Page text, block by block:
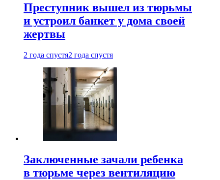
Преступник вышел из тюрьмы
и устроил банкет у дома своей
жертвы
2 года спустя2 года спустя
Заключенные зачали ребенка
в тюрьме через вентиляцию